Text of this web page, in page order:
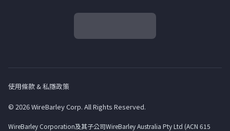
使用條款 & 私隱政策
© 2026 WireBarley Corp. All Rights Reserved.
WireBarley Corporation及其子公司WireBarley Australia Pty Ltd (ACN 615